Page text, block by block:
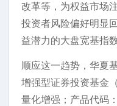
改革等，为权益市场
投资者风险偏好明显
益潜力的大盘宽基指
顺应这一趋势，华夏
增强型证券投资基金
量化增强；产品代码